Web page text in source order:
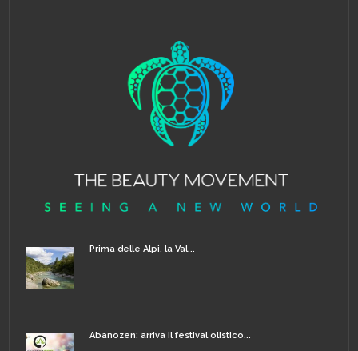
Prima delle Alpi, la Val...
Abanozen: arriva il festival olistico...